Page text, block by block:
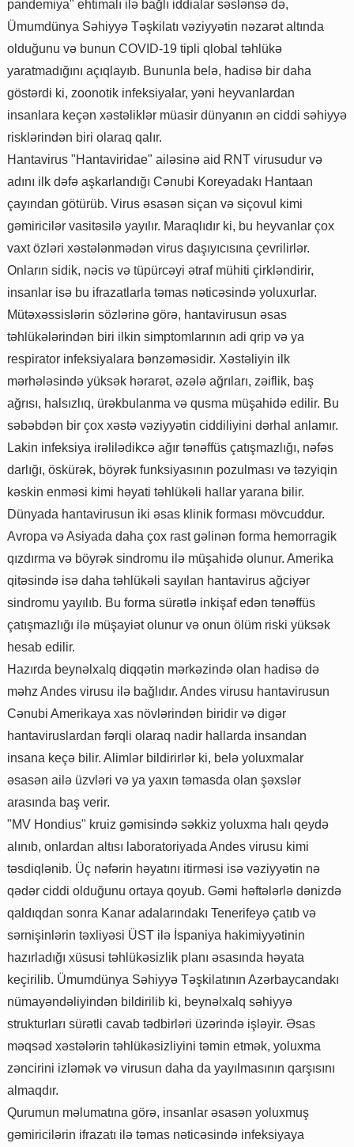
pandemiya" ehtimalı ilə bağlı iddialar səslənsə də,
Ümumdünya Səhiyyə Təşkilatı vəziyyətin nəzarət altında
olduğunu və bunun COVID-19 tipli qlobal təhlükə
yaratmadığını açıqlayıb. Bununla belə, hadisə bir daha
göstərdi ki, zoonotik infeksiyalar, yəni heyvanlardan
insanlara keçən xəstəliklər müasir dünyanın ən ciddi səhiyyə
risklərindən biri olaraq qalır.
Hantavirus "Hantaviridae" ailəsinə aid RNT virusudur və
adını ilk dəfə aşkarlandığı Cənubi Koreyadakı Hantaan
çayından götürüb. Virus əsasən siçan və siçovul kimi
gəmiricilər vasitəsilə yayılır. Maraqlıdır ki, bu heyvanlar çox
vaxt özləri xəstələnmədən virus daşıyıcısına çevrilirlər.
Onların sidik, nəcis və tüpürcəyi ətraf mühiti çirkləndirir,
insanlar isə bu ifrazatlarla təmas nəticəsində yoluxurlar.
Mütəxəssislərin sözlərinə görə, hantavirusun əsas
təhlükələrindən biri ilkin simptomlarının adi qrip və ya
respirator infeksiyalara bənzəməsidir. Xəstəliyin ilk
mərhələsində yüksək hərarət, əzələ ağrıları, zəiflik, baş
ağrısı, halsızlıq, ürəkbulanma və qusma müşahidə edilir. Bu
səbəbdən bir çox xəstə vəziyyətin ciddiliyini dərhal anlamır.
Lakin infeksiya irəlilədikcə ağır tənəffüs çatışmazlığı, nəfəs
darlığı, öskürək, böyrək funksiyasının pozulması və təzyiqin
kəskin enməsi kimi həyati təhlükəli hallar yarana bilir.
Dünyada hantavirusun iki əsas klinik forması mövcuddur.
Avropa və Asiyada daha çox rast gəlinən forma hemorragik
qızdırma və böyrək sindromu ilə müşahidə olunur. Amerika
qitəsində isə daha təhlükəli sayılan hantavirus ağciyər
sindromu yayılıb. Bu forma sürətlə inkişaf edən tənəffüs
çatışmazlığı ilə müşayiət olunur və onun ölüm riski yüksək
hesab edilir.
Hazırda beynəlxalq diqqətin mərkəzində olan hadisə də
məhz Andes virusu ilə bağlıdır. Andes virusu hantavirusun
Cənubi Amerikaya xas növlərindən biridir və digər
hantaviruslardan fərqli olaraq nadir hallarda insandan
insana keçə bilir. Alimlər bildirirlər ki, belə yoluxmalar
əsasən ailə üzvləri və ya yaxın təmasda olan şəxslər
arasında baş verir.
"MV Hondius" kruiz gəmisində səkkiz yoluxma halı qeydə
alınıb, onlardan altısı laboratoriyada Andes virusu kimi
təsdiqlənib. Üç nəfərin həyatını itirməsi isə vəziyyətin nə
qədər ciddi olduğunu ortaya qoyub. Gəmi həftələrlə dənizdə
qaldıqdan sonra Kanar adalarındakı Tenerifeyə çatıb və
sərnişinlərin təxliyəsi ÜST ilə İspaniya hakimiyyətinin
hazırladığı xüsusi təhlükəsizlik planı əsasında həyata
keçirilib. Ümumdünya Səhiyyə Təşkilatının Azərbaycandakı
nümayəndəliyindən bildirilib ki, beynəlxalq səhiyyə
strukturları sürətli cavab tədbirləri üzərində işləyir. Əsas
məqsəd xəstələrin təhlükəsizliyini təmin etmək, yoluxma
zəncirini izləmək və virusun daha da yayılmasının qarşısını
almaqdır.
Qurumun məlumatına görə, insanlar əsasən yoluxmuş
gəmiricilərin ifrazatı ilə təmas nəticəsində infeksiyaya